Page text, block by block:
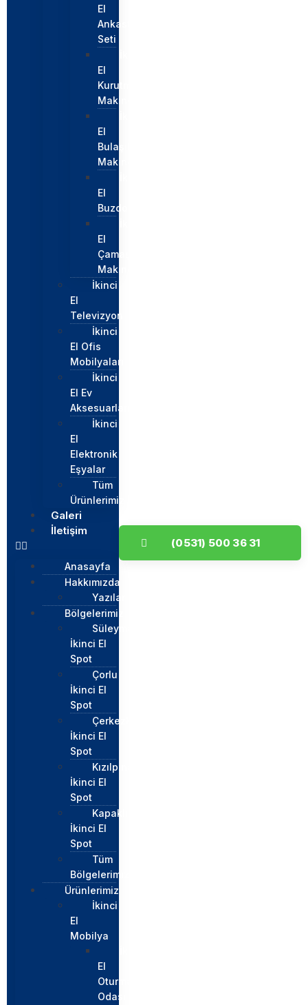
El
Ankastre
Seti
El
Kurutma
Makinesi
El
Bulaşık
Makinesi
El
Buzdolabı
El
Çamaşır
Makinesi
İkinci
El
Televizyon
İkinci
El Ofis
Mobilyaları
İkinci
El Ev
Aksesuarları
İkinci
El
Elektronik
Eşyalar
Tüm
Ürünlerimiz
Galeri
İletişim
Anasayfa
Hakkımızda
Yazılar
Bölgelerimiz
Süleymapaşa
İkinci El
Spot
Çorlu
İkinci El
Spot
Çerkezköy
İkinci El
Spot
Kızılpınar
İkinci El
Spot
Kapaklı
İkinci El
Spot
Tüm
Bölgelerimiz
Ürünlerimiz
İkinci
El
Mobilya
El
Oturma
Odası
(0531) 500 36 31